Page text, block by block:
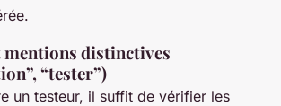
mentions distinctives
“tester”)
un testeur, il suffit de vérifier les